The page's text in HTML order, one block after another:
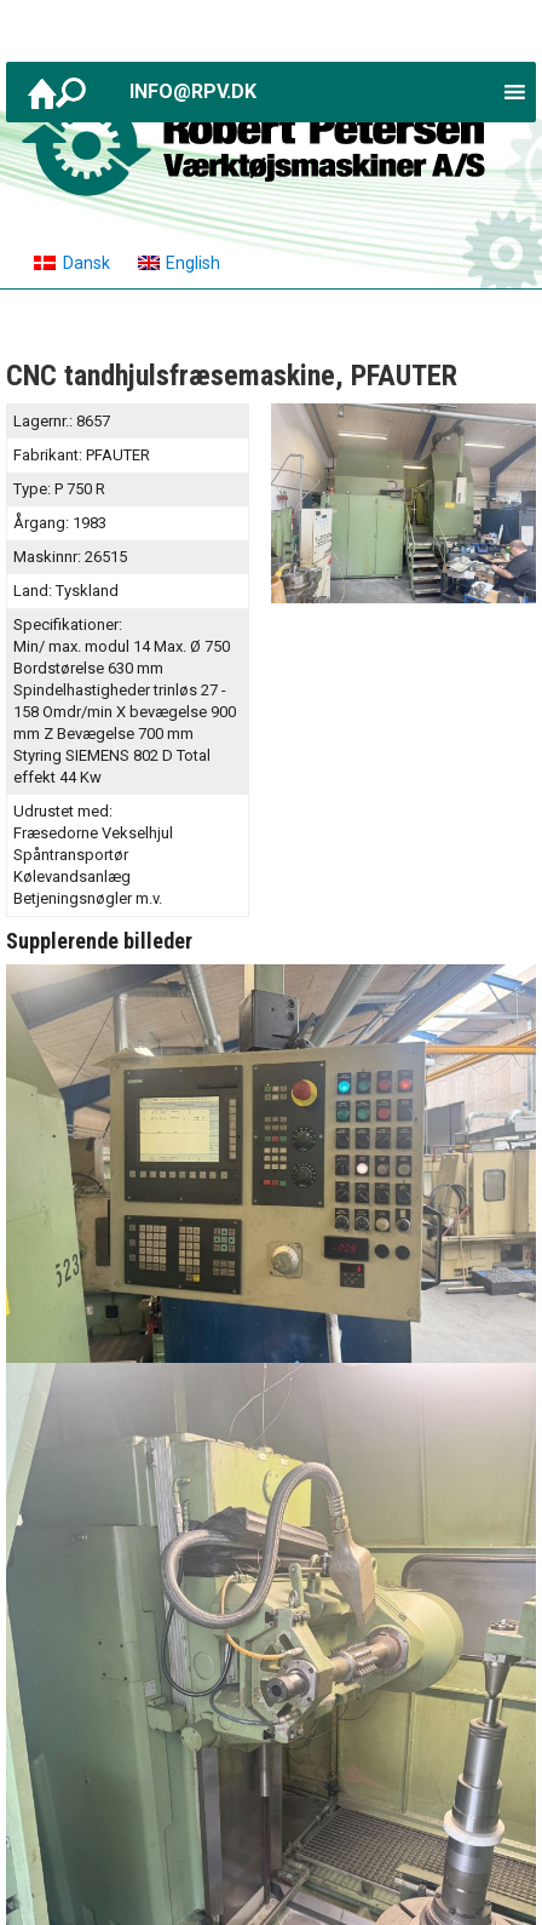
Dansk English
INFO@RPV.DK
CNC tandhjulsfræsemaskine, PFAUTER
Lagernr.: 8657
Fabrikant: PFAUTER
Type: P 750 R
Årgang: 1983
Maskinnr: 26515
Land:Tyskland
Specifikationer:
Min/ max. modul 14 Max. Ø 750
Bordstørelse 630 mm
Spindelhastigheder trinløs 27 -
158 Omdr/min X bevægelse 900
mm Z Bevægelse 700 mm
Styring SIEMENS 802 D Total
effekt 44 Kw
Udrustet med:
Fræsedorne Vekselhjul
Spåntransportør
Kølevandsanlæg
Betjeningsnøgler m.v.
Supplerende billeder